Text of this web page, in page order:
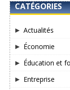
CATÉGORIES
Actualités
Économie
Éducation et
Entreprise